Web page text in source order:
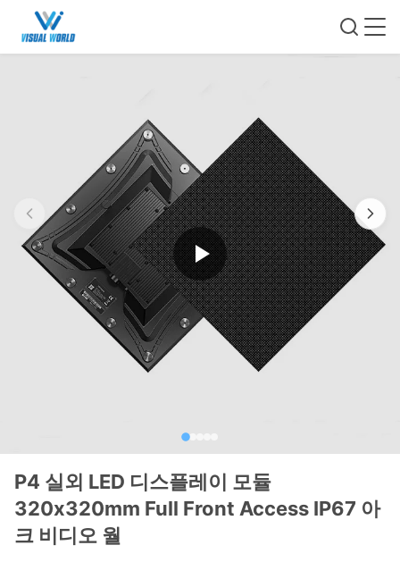
P4 실외 LED 디스플레이 모듈
320x320mm Full Front Access IP67 아
크 비디오 월